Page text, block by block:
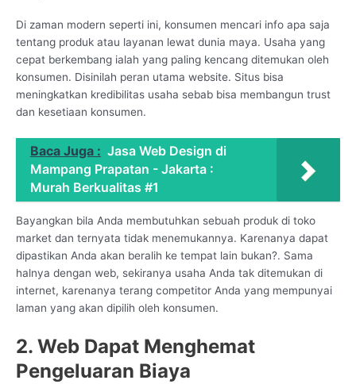
Di zaman modern seperti ini, konsumen mencari info apa saja
tentang produk atau layanan lewat dunia maya. Usaha yang
cepat berkembang ialah yang paling kencang ditemukan oleh
konsumen. Disinilah peran utama website. Situs bisa
meningkatkan kredibilitas usaha sebab bisa membangun trust
dan kesetiaan konsumen.
Baca Juga : Jasa Web Design di
Mampang Prapatan - Jakarta :
Murah Berkualitas #1
Bayangkan bila Anda membutuhkan sebuah produk di toko
market dan ternyata tidak menemukannya. Karenanya dapat
dipastikan Anda akan beralih ke tempat lain bukan?. Sama
halnya dengan web, sekiranya usaha Anda tak ditemukan di
internet, karenanya terang competitor Anda yang mempunyai
laman yang akan dipilih oleh konsumen.
2. Web Dapat Menghemat
Pengeluaran Biaya